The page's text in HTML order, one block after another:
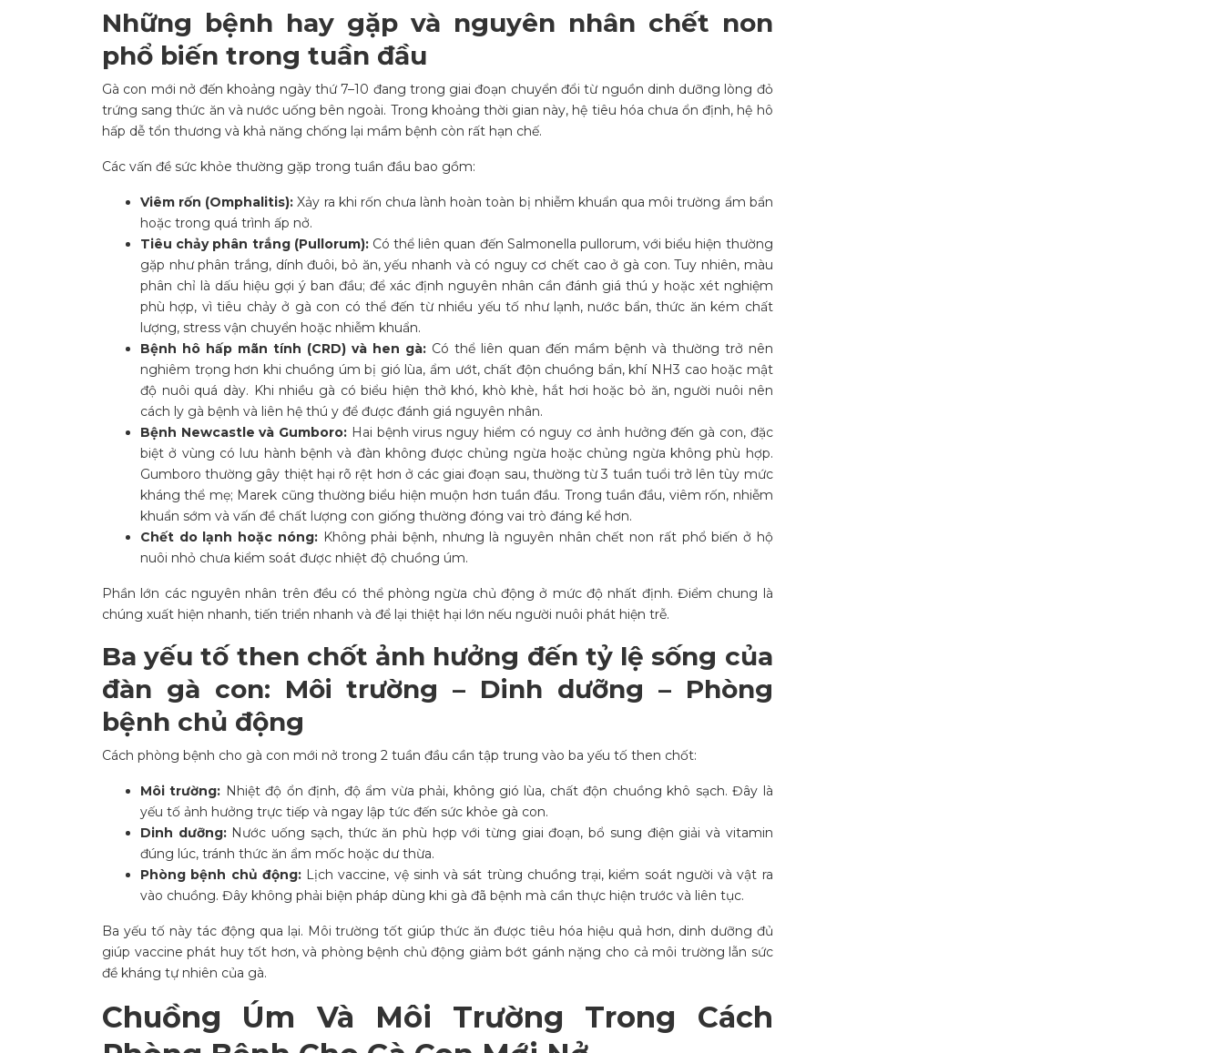
Những bệnh hay gặp và nguyên nhân chết non
phổ biến trong tuần đầu
Gà con mới nở đến khoảng ngày thứ 7–10 đang trong giai đoạn chuyển đổi từ nguồn dinh dưỡng lòng đỏ
trứng sang thức ăn và nước uống bên ngoài. Trong khoảng thời gian này, hệ tiêu hóa chưa ổn định, hệ hô
hấp dễ tổn thương và khả năng chống lại mầm bệnh còn rất hạn chế.
Các vấn đề sức khỏe thường gặp trong tuần đầu bao gồm:
Viêm rốn (Omphalitis): Xảy ra khi rốn chưa lành hoàn toàn bị nhiễm khuẩn qua môi trường ẩm bẩn
hoặc trong quá trình ấp nở.
Tiêu chảy phân trắng (Pullorum):Có thể liên quan đến Salmonella pullorum, với biểu hiện thường
gặp như phân trắng, dính đuôi, bỏ ăn, yếu nhanh và có nguy cơ chết cao ở gà con. Tuy nhiên, màu
phân chỉ là dấu hiệu gợi ý ban đầu; để xác định nguyên nhân cần đánh giá thú y hoặc xét nghiệm
phù hợp, vì tiêu chảy ở gà con có thể đến từ nhiều yếu tố như lạnh, nước bẩn, thức ăn kém chất
lượng, stress vận chuyển hoặc nhiễm khuẩn.
Bệnh hô hấp mãn tính (CRD) và hen gà:Có thể liên quan đến mầm bệnh và thường trở nên
nghiêm trọng hơn khi chuồng úm bị gió lùa, ẩm ướt, chất độn chuồng bẩn, khí NH3 cao hoặc mật
độ nuôi quá dày. Khi nhiều gà có biểu hiện thở khó, khò khè, hắt hơi hoặc bỏ ăn, người nuôi nên
cách ly gà bệnh và liên hệ thú y để được đánh giá nguyên nhân.
Bệnh Newcastle và Gumboro: Hai bệnh virus nguy hiểm có nguy cơ ảnh hưởng đến gà con, đặc
biệt ở vùng có lưu hành bệnh và đàn không được chủng ngừa hoặc chủng ngừa không phù hợp.
Gumboro thường gây thiệt hại rõ rệt hơn ở các giai đoạn sau, thường từ 3 tuần tuổi trở lên tùy mức
kháng thể mẹ; Marek cũng thường biểu hiện muộn hơn tuần đầu. Trong tuần đầu, viêm rốn, nhiễm
khuẩn sớm và vấn đề chất lượng con giống thường đóng vai trò đáng kể hơn.
Chết do lạnh hoặc nóng:Không phải bệnh, nhưng là nguyên nhân chết non rất phổ biến ở hộ
nuôi nhỏ chưa kiểm soát được nhiệt độ chuồng úm.
Phần lớn các nguyên nhân trên đều có thể phòng ngừa chủ động ở mức độ nhất định. Điểm chung là
chúng xuất hiện nhanh, tiến triển nhanh và để lại thiệt hại lớn nếu người nuôi phát hiện trễ.
Ba yếu tố then chốt ảnh hưởng đến tỷ lệ sống của
đàn gà con: Môi trường – Dinh dưỡng – Phòng
bệnh chủ động
Cách phòng bệnh cho gà con mới nở trong 2 tuần đầu cần tập trung vào ba yếu tố then chốt:
Môi trường: Nhiệt độ ổn định, độ ẩm vừa phải, không gió lùa, chất độn chuồng khô sạch. Đây là
yếu tố ảnh hưởng trực tiếp và ngay lập tức đến sức khỏe gà con.
Dinh dưỡng:Nước uống sạch, thức ăn phù hợp với từng giai đoạn, bổ sung điện giải và vitamin
đúng lúc, tránh thức ăn ẩm mốc hoặc dư thừa.
Phòng bệnh chủ động:Lịch vaccine, vệ sinh và sát trùng chuồng trại, kiểm soát người và vật ra
vào chuồng. Đây không phải biện pháp dùng khi gà đã bệnh mà cần thực hiện trước và liên tục.
Ba yếu tố này tác động qua lại. Môi trường tốt giúp thức ăn được tiêu hóa hiệu quả hơn, dinh dưỡng đủ
giúp vaccine phát huy tốt hơn, và phòng bệnh chủ động giảm bớt gánh nặng cho cả môi trường lẫn sức
đề kháng tự nhiên của gà.
Chuồng Úm Và Môi Trường Trong Cách